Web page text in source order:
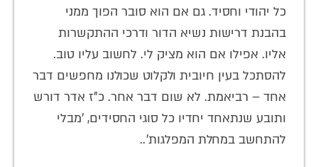
כל יהודי וחסיד. גם אם הוא סובר הפוך ממני
בהבנת דרישות נשיא הדור ודרכי ההתקשרות
אליו. אפילו אם הוא מציק לי. לחשוב עליו טוב.
להסתכל בעין חיובית ולקלוט שכולנו מחפשים דבר
אחד – רביאמת. לא שום דבר אחר. כ"ז אדר דורש
ותובע שנתאחד יחדיו כל סוגי החסידים, 'מבלי
להתחשב במחלת המפלגות'..